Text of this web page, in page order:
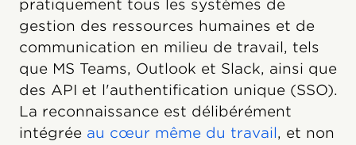
pratiquement tous les systèmes de
gestion des ressources humaines et de
communication en milieu de travail, tels
que MS Teams, Outlook et Slack, ainsi que
des API et l'authentification unique (SSO).
La reconnaissance est délibérément
intégrée au cœur même du travail, et non